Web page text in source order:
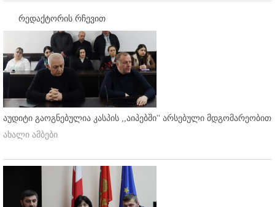
რედაქტორის რჩევით
აუდიტი გაოგნებულია კასპის ,,აიპებში'' არსებული მდგომარეობით
ახალი ამბები